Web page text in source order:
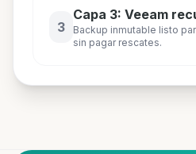
3
Capa 3: Veeam
Backup inmutable listo
sin pagar rescates.